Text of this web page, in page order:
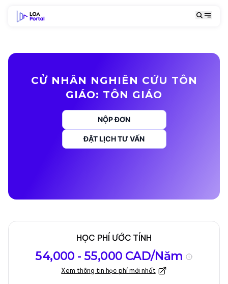
CỬ NHÂN NGHIÊN CỨU TÔN
GIÁO: TÔN GIÁO
NỘP ĐƠN
ĐẶT LỊCH TƯ VẤN
chương trình
Học
Kỳ nhập học
Cập nhật lần cuối vào 05-01-2026
HỌC PHÍ ƯỚC TÍNH
54,000 - 55,000 CAD/Năm
Xem thông tin học phí mới nhất